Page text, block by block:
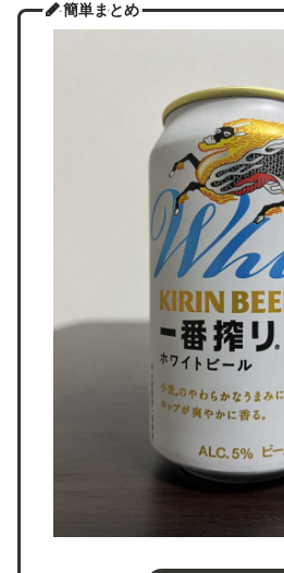
簡単まとめ